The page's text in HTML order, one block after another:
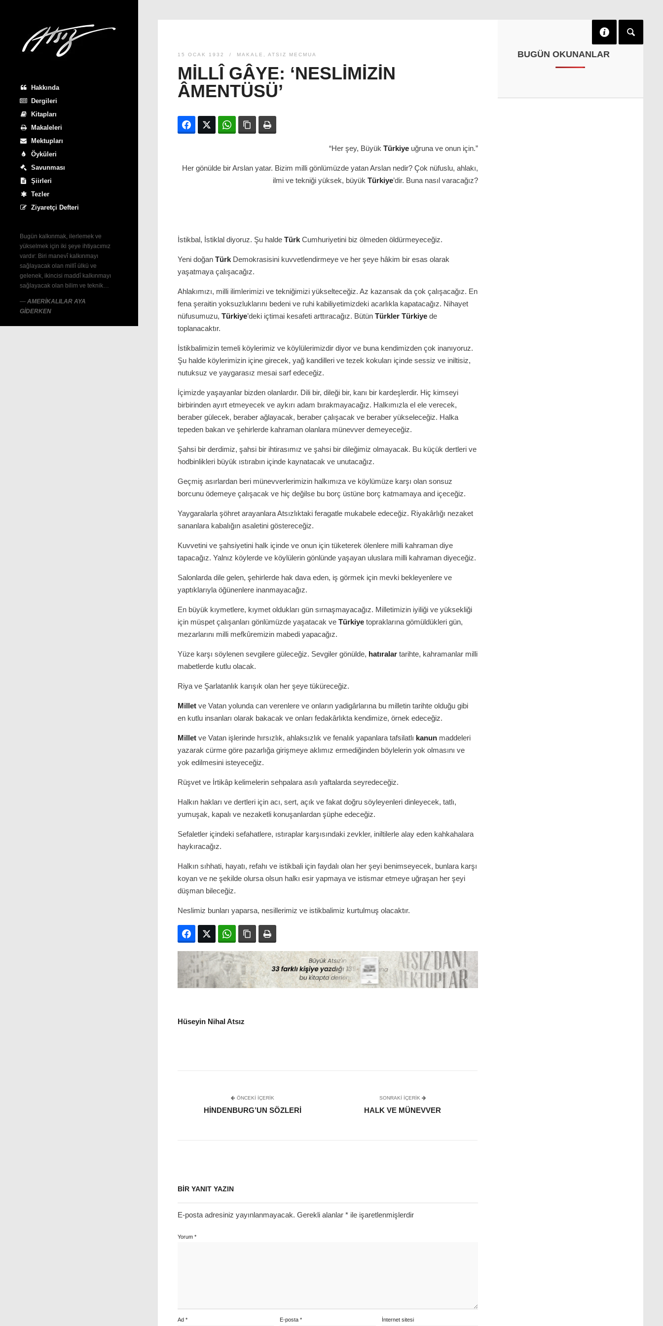
Hakkında
Dergileri
Kitapları
Makaleleri
Mektupları
Öyküleri
Savunması
Şiirleri
Tezler
Ziyaretçi Defteri
Bugün kalkınmak, ilerlemek ve
yükselmek için iki şeye ihtiyacımız
vardır: Biri manevî kalkınmayı
sağlayacak olan millî ülkü ve
gelenek, ikincisi maddî kalkınmayı
sağlayacak olan bilim ve teknik…
— AMERİKALILAR AYA
GİDERKEN
15 OCAK 1932 MAKALE ATSIZ MECMUA
MILLÎ GÂYE: ‘NESLIMIZIN
ÂMENTÜSÜ’
FacebookTwitter WhatsAppBağlanıyı kopyala
“Her şey, Büyük Türkiyeuğruna ve onun için.”
Her gönülde bir Arslan yatar. Bizim milli gönlümüzde yatan Arslan nedir? Çok nüfuslu, ahlakı,
ilmi ve tekniği yüksek, büyük Türkiye’dir. Buna nasıl varacağız?
İstikbal, İstiklal diyoruz. Şu halde Türk Cumhuriyetini biz ölmeden öldürmeyeceğiz.
Yeni doğan Türk Demokrasisini kuvvetlendirmeye ve her şeye hâkim bir esas olarak
yaşatmaya çalışacağız.
Ahlakımızı, milli ilimlerimizi ve tekniğimizi yükselteceğiz. Az kazansak da çok çalışacağız. En
fena şeraitin yoksuzluklarını bedeni ve ruhi kabiliyetimizdeki acarlıkla kapatacağız. Nihayet
nüfusumuzu, Türkiye’deki içtimai kesafeti arttıracağız. Bütün Türkler Türkiye de
toplanacaktır.
İstikbalimizin temeli köylerimiz ve köylülerimizdir diyor ve buna kendimizden çok inanıyoruz.
Şu halde köylerimizin içine girecek, yağ kandilleri ve tezek kokuları içinde sessiz ve iniltisiz,
nutuksuz ve yaygarasız mesai sarf edeceğiz.
İçimizde yaşayanlar bizden olanlardır. Dili bir, dileği bir, kanı bir kardeşlerdir. Hiç kimseyi
birbirinden ayırt etmeyecek ve aykırı adam bırakmayacağız. Halkımızla el ele verecek,
beraber gülecek, beraber ağlayacak, beraber çalışacak ve beraber yükseleceğiz. Halka
tepeden bakan ve şehirlerde kahraman olanlara münevver demeyeceğiz.
Şahsi bir derdimiz, şahsi bir ihtirasımız ve şahsi bir dileğimiz olmayacak. Bu küçük dertleri ve
hodbinlikleri büyük ıstırabın içinde kaynatacak ve unutacağız.
Geçmiş asırlardan beri münevverlerimizin halkımıza ve köylümüze karşı olan sonsuz
borcunu ödemeye çalışacak ve hiç değilse bu borç üstüne borç katmamaya and içeceğiz.
Yaygaralarla şöhret arayanlara Atsızlıktaki feragatle mukabele edeceğiz. Riyakârlığı nezaket
sananlara kabalığın asaletini göstereceğiz.
Kuvvetini ve şahsiyetini halk içinde ve onun için tüketerek ölenlere milli kahraman diye
tapacağız. Yalnız köylerde ve köylülerin gönlünde yaşayan uluslara milli kahraman diyeceğiz.
Salonlarda dile gelen, şehirlerde hak dava eden, iş görmek için mevki bekleyenlere ve
yaptıklarıyla öğünenlere inanmayacağız.
En büyük kıymetlere, kıymet oldukları gün sırnaşmayacağız. Milletimizin iyiliği ve yüksekliği
için müspet çalışanları gönlümüzde yaşatacak ve Türkiye topraklarına gömüldükleri gün,
mezarlarını milli mefkûremizin mabedi yapacağız.
Yüze karşı söylenen sevgilere güleceğiz. Sevgiler gönülde, hatıralar tarihte, kahramanlar milli
mabetlerde kutlu olacak.
Riya ve Şarlatanlık karışık olan her şeye tüküreceğiz.
Millet ve Vatan yolunda can verenlere ve onların yadigârlarına bu milletin tarihte olduğu gibi
en kutlu insanları olarak bakacak ve onları fedakârlıkta kendimize, örnek edeceğiz.
Millet ve Vatan işlerinde hırsızlık, ahlaksızlık ve fenalık yapanlara tafsilatlı kanun maddeleri
yazarak cürme göre pazarlığa girişmeye aklımız ermediğinden böylelerin yok olmasını ve
yok edilmesini isteyeceğiz.
Rüşvet ve İrtikâp kelimelerin sehpalara asılı yaftalarda seyredeceğiz.
Halkın hakları ve dertleri için acı, sert, açık ve fakat doğru söyleyenleri dinleyecek, tatlı,
yumuşak, kapalı ve nezaketli konuşanlardan şüphe edeceğiz.
Sefaletler içindeki sefahatlere, ıstıraplar karşısındaki zevkler, iniltilerle alay eden kahkahalara
haykıracağız.
Halkın sıhhati, hayatı, refahı ve istikbali için faydalı olan her şeyi benimseyecek, bunlara karşı
koyan ve ne şekilde olursa olsun halkı esir yapmaya ve istismar etmeye uğraşan her şeyi
düşman bileceğiz.
Neslimiz bunları yaparsa, nesillerimiz ve istikbalimiz kurtulmuş olacaktır.
FacebookTwitter WhatsAppBağlanıyı kopyala
Hüseyin Nihal Atsız
ÖNCEKI İÇERIK
HINDENBURG’UN SÖZLERI
SONRAKI IÇERIK
HALK VE MÜNEVVER
BIR YANIT YAZIN
E-posta adresiniz yayınlanmayacak. Gerekli alanlar * ile işaretlenmişlerdir
Yorum *
Ad * E-posta * İnternet sitesi
BUGÜN OKUNANLAR